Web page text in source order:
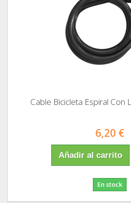
Cable Bicicleta Espiral Con
6,20 €
Añadir al carrito
En stock